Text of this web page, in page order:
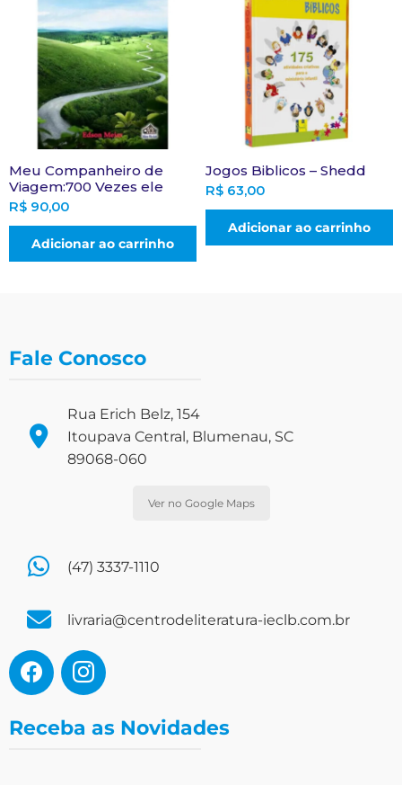
Meu Companheiro de
Viagem:700 Vezes ele
R$ 90,00
Adicionar ao carrinho
Jogos Biblicos – Shedd
R$ 63,00
Adicionar ao carrinho
Fale Conosco
Rua Erich Belz, 154
Itoupava Central, Blumenau, SC
89068-060
Ver no Google Maps
(47) 3337-1110
livraria@centrodeliteratura-ieclb.com.br
Receba as Novidades